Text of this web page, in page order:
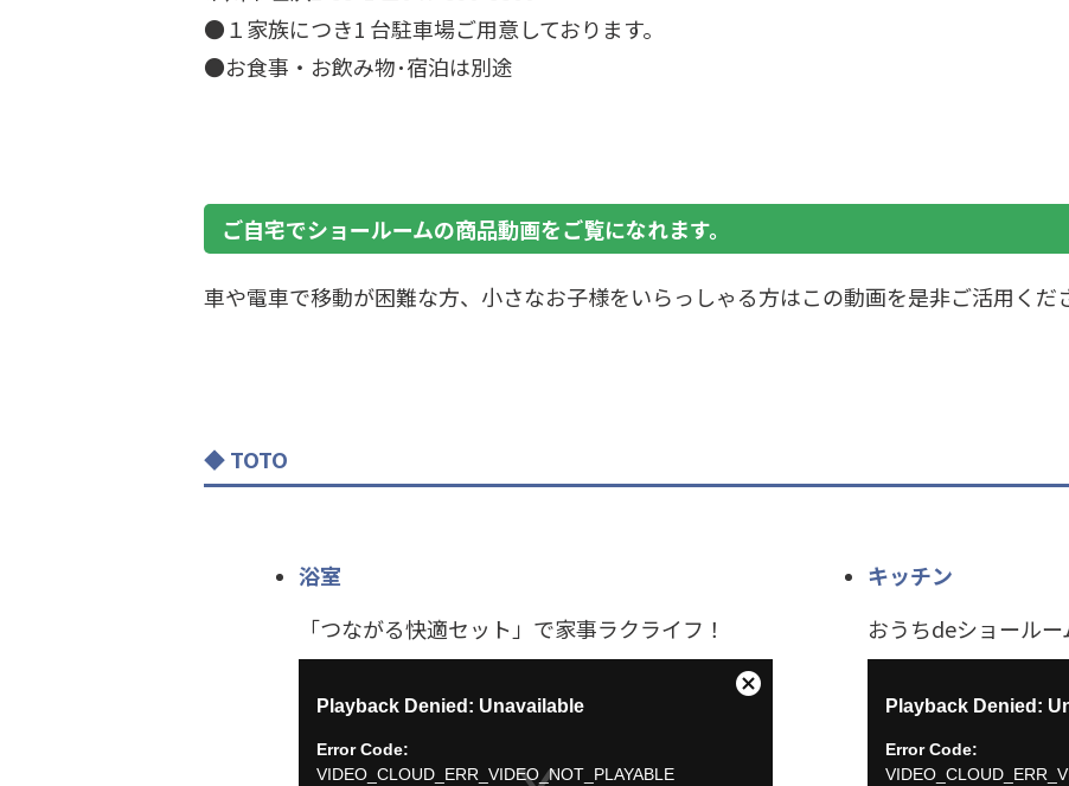
●１家族につき1 台駐車場ご用意しております。
●お食事・お飲み物･宿泊は別途
ご自宅でショールームの商品動画をご覧になれます。
車や電車で移動が困難な方、小さなお子様をいらっしゃる方はこの動画を是非ご活用くだ
TOTO
浴室
「つながる快適セット」で家事ラクライフ！
キッチン
おうちdeショール